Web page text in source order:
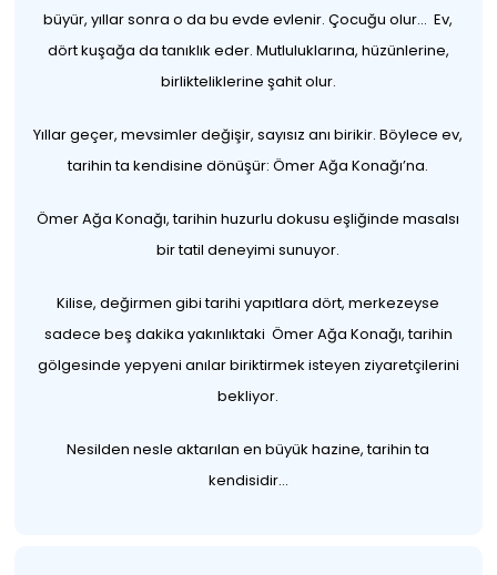
büyür, yıllar sonra o da bu evde evlenir. Çocuğu olur... Ev,
dört kuşağa da tanıklık eder. Mutluluklarına, hüzünlerine,
birlikteliklerine şahit olur.
Yıllar geçer, mevsimler değişir, sayısız anı birikir. Böylece ev,
tarihin ta kendisine dönüşür: Ömer Ağa Konağı’na.
Ömer Ağa Konağı, tarihin huzurlu dokusu eşliğinde masalsı
bir tatil deneyimi sunuyor.
Kilise, değirmen gibi tarihi yapıtlara dört, merkezeyse
sadece beş dakika yakınlıktaki Ömer Ağa Konağı, tarihin
gölgesinde yepyeni anılar biriktirmek isteyen ziyaretçilerini
bekliyor.
Nesilden nesle aktarılan en büyük hazine, tarihin ta
kendisidir...